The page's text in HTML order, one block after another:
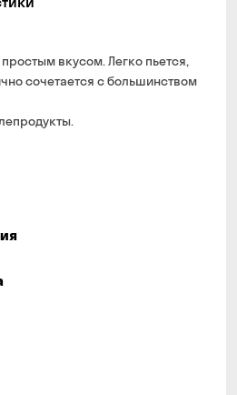
вкусом. Легко пьется,
сочетается с большинством